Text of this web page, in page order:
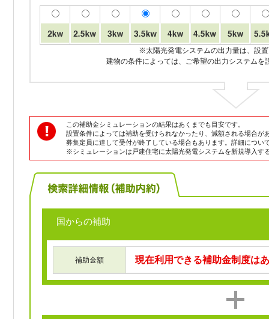
※太陽光発電システムの出力量は、設
建物の条件によっては、ご希望の出力システムを
この補助金シミュレーションの結果はあくまでも目安です。
設置条件によっては補助を受けられなかったり、減額される場合が
募集定員に達して受付が終了している場合もあります。詳細につい
※シミュレーションは戸建住宅に太陽光発電システムを新規導入す
国からの補助
補助金額 現在利用できる補助金制度は